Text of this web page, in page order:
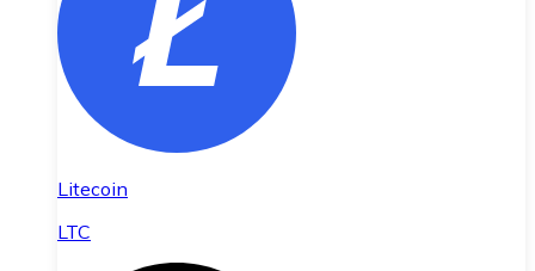
Litecoin
LTC